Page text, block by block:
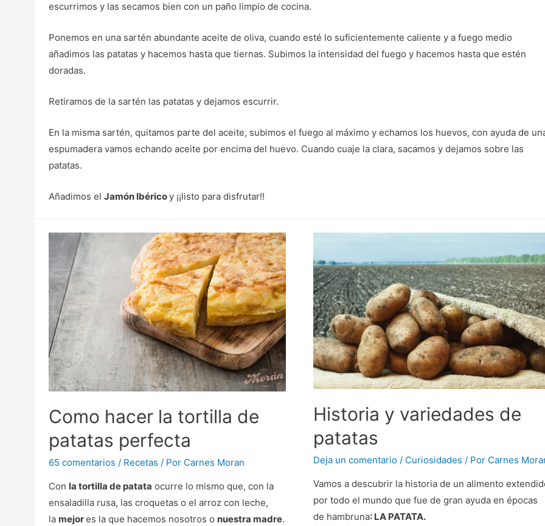
escurrimos y las secamos bien con un paño limpio de cocina.
Ponemos en una sartén abundante aceite de oliva, cuando esté lo suficientemente caliente y a fuego medio
añadimos las patatas y hacemos hasta que tiernas. Subimos la intensidad del fuego y hacemos hasta que estén
doradas.
Retiramos de la sartén las patatas y dejamos escurrir.
En la misma sartén, quitamos parte del aceite, subimos el fuego al máximo y echamos los huevos, con ayuda de
espumadera vamos echando aceite por encima del huevo. Cuando cuaje la clara, sacamos y dejamos sobre las
patatas.
Añadimos el Jamón Ibéricoy ¡¡listo para disfrutar!!
Como hacer la tortilla de
patatas perfecta
65 comentarios / Recetas / Por Carnes Moran
Con la tortilla de patata ocurre lo mismo que, con la
ensaladilla rusa, las croquetas o el arroz con leche,
la mejores la que hacemos nosotros o nuestra madre.
Historia y variedades de
patatas
Deja un comentario / Curiosidades / Por Carnes
Vamos a descubrir la historia de un alimento
por todo el mundo que fue de gran ayuda en épocas
de hambruna: LA PATATA.